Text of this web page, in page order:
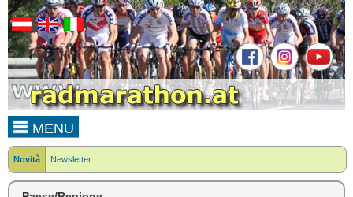
MENU
Novità Newsletter